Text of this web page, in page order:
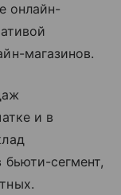
онлайн-
магазинов.
и в
бьюти-сегмент,